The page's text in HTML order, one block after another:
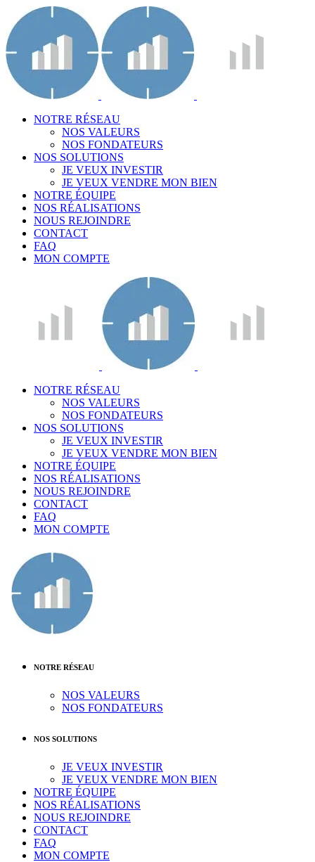
NOTRE RÉSEAU
NOS VALEURS
NOS FONDATEURS
NOS SOLUTIONS
JE VEUX INVESTIR
JE VEUX VENDRE MON BIEN
NOTRE ÉQUIPE
NOS RÉALISATIONS
NOUS REJOINDRE
CONTACT
FAQ
MON COMPTE
NOTRE RÉSEAU
NOS VALEURS
NOS FONDATEURS
NOS SOLUTIONS
JE VEUX INVESTIR
JE VEUX VENDRE MON BIEN
NOTRE ÉQUIPE
NOS RÉALISATIONS
NOUS REJOINDRE
CONTACT
FAQ
MON COMPTE
NOTRE RÉSEAU
NOS VALEURS
NOS FONDATEURS
NOS SOLUTIONS
JE VEUX INVESTIR
JE VEUX VENDRE MON BIEN
NOTRE ÉQUIPE
NOS RÉALISATIONS
NOUS REJOINDRE
CONTACT
FAQ
MON COMPTE